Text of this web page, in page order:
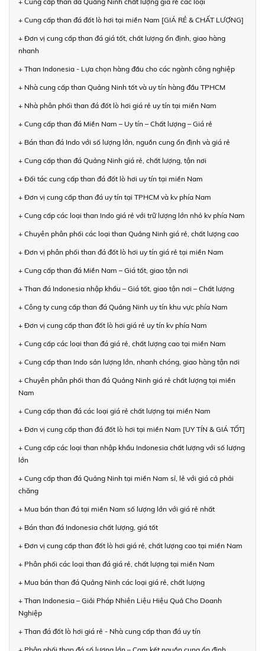
+ Cung cấp than đá đốt lò hơi tại miền Nam [GIÁ RẺ & CHẤT LƯỢNG]
+ Đơn vị cung cấp than đá giá tốt, chất lượng ổn định, giao hàng
nhanh
+ Than Indonesia - Lựa chọn hàng đầu cho các ngành công nghiệp
+ Nhà cung cấp than Quảng Ninh tốt và uy tín hàng đầu TPHCM
+ Nhà phân phối than đá đốt lò hơi giá rẻ uy tín tại miền Nam
+ Cung cấp than đá Miền Nam – Uy tín – Chất lượng – Giá rẻ
+ Bán than đá Indo với số lượng lớn, nguồn cung ổn định và giá rẻ
+ Cung cấp than đá Quảng Ninh giá rẻ, chất lượng, tận nơi
+ Đối tác cung cấp than đá đốt lò hơi uy tín tại miền Nam
+ Đơn vị cung cấp than đá uy tín tại TPHCM và kv phía Nam
+ Cung cấp các loại than Indo giá rẻ với trữ lượng lớn nhỏ kv phía Nam
+ Chuyên phân phối các loại than Quảng Ninh giá rẻ, chất lượng cao
+ Đơn vị phân phối than đá đốt lò hơi uy tín giá rẻ tại miền Nam
+ Cung cấp than đá Miền Nam – Giá tốt, giao tận nơi
+ Than đá Indonesia nhập khẩu – Giá tốt, giao tận nơi – Chất lượng
+ Công ty cung cấp than đá Quảng Ninh uy tín khu vực phía Nam
+ Đơn vị cung cấp than đốt lò hơi giá rẻ uy tín kv phía Nam
+ Cung cấp các loại than đá giá rẻ, chất lượng cao tại miền Nam
+ Cung cấp than Indo sản lượng lớn, nhanh chóng, giao hàng tận nơi
+ Chuyên phân phối than đá Quảng Ninh giá rẻ chất lượng tại miền
Nam
+ Cung cấp than đá các loại giá rẻ chất lượng tại miền Nam
+ Đơn vị cung cấp than đá đốt lò hơi tại miền Nam [UY TÍN & GIÁ TỐT]
+ Cung cấp các loại than nhập khẩu Indonesia chất lượng với số lượng
lớn
+ Cung cấp than đá Quảng Ninh tại miền Nam sỉ, lẻ với giá cả phải
chăng
+ Mua bán than đá tại miền Nam số lượng lớn với giá rẻ nhất
+ Bán than đá Indonesia chất lượng, giá tốt
+ Đơn vị cung cấp than đốt lò hơi giá rẻ, chất lượng cao tại miền Nam
+ Phân phối các loại than đá giá rẻ, chất lượng tại miền Nam
+ Mua bán than đá Quảng Ninh các loại giá rẻ, chất lượng
+ Than Indonesia – Giải Pháp Nhiên Liệu Hiệu Quả Cho Doanh
Nghiệp
+ Than đá đốt lò hơi giá rẻ - Nhà cung cấp than đá uy tín